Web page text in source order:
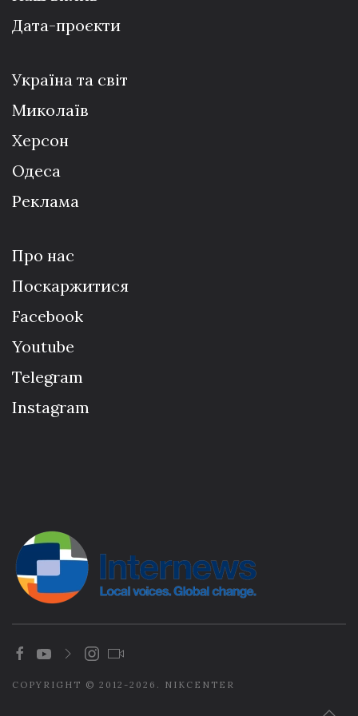
Дата-проєкти
Україна та світ
Миколаїв
Херсон
Одеса
Реклама
Про нас
Поскаржитися
Facebook
Youtube
Telegram
Instagram
COPYRIGHT © 2012-2026. NIKCENTER